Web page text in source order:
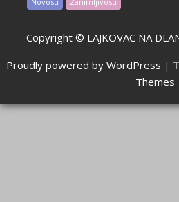
Copyright © LAJKOVAC NA
Proudly powered by WordPress |
Themes